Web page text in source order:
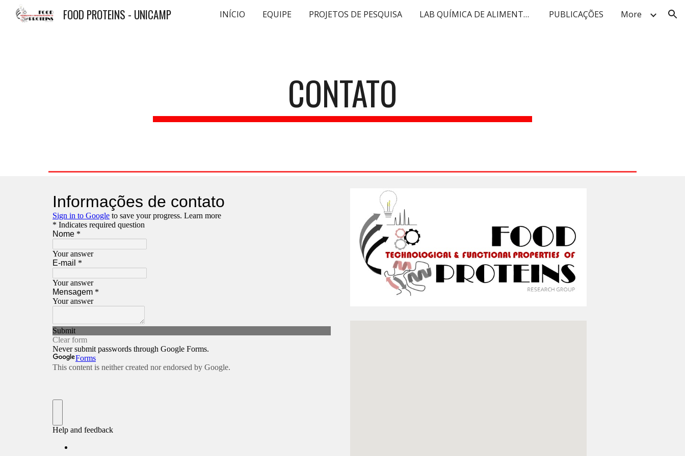
Skip to main content Skip to navigation
FOOD PROTEINS - UNICAMP INÍCIO EQUIPE PROJETOS DE PESQUISA LAB QUÍMICA DE ALIMENTOS PUBLICAÇÕES More
CONTATO